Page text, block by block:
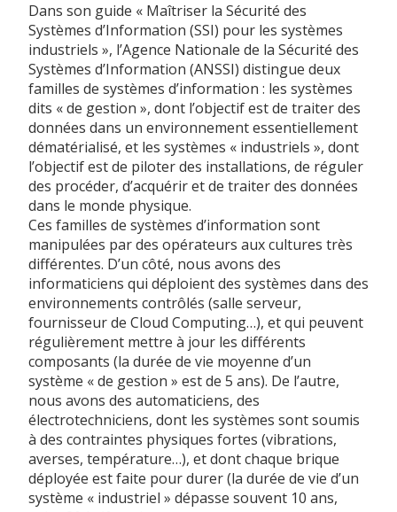
Dans son guide « Maîtriser la Sécurité des
Systèmes d’Information (SSI) pour les systèmes
industriels », l’Agence Nationale de la Sécurité des
Systèmes d’Information (ANSSI) distingue deux
familles de systèmes d’information : les systèmes
dits « de gestion », dont l’objectif est de traiter des
données dans un environnement essentiellement
dématérialisé, et les systèmes « industriels », dont
l’objectif est de piloter des installations, de réguler
des procéder, d’acquérir et de traiter des données
dans le monde physique.
Ces familles de systèmes d’information sont
manipulées par des opérateurs aux cultures très
différentes. D’un côté, nous avons des
informaticiens qui déploient des systèmes dans des
environnements contrôlés (salle serveur,
fournisseur de Cloud Computing…), et qui peuvent
régulièrement mettre à jour les différents
composants (la durée de vie moyenne d’un
système « de gestion » est de 5 ans). De l’autre,
nous avons des automaticiens, des
électrotechniciens, dont les systèmes sont soumis
à des contraintes physiques fortes (vibrations,
averses, température…), et dont chaque brique
déployée est faite pour durer (la durée de vie d’un
système « industriel » dépasse souvent 10 ans,